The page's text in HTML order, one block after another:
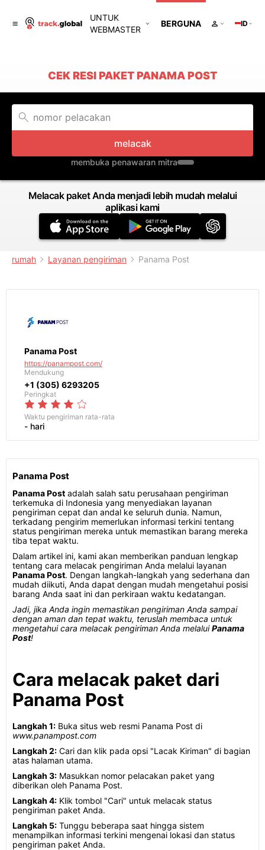
UNTUK
WEBMASTER
BERGUNA ID
CEK RESI PAKET PANAMA POST
melacak
membuka penawaran mitra
Melacak paket Anda menjadi lebih mudah melalui
aplikasi kami
rumah Layanan pengiriman Panama Post
Panama Post
https://panampost.com/
Mendukung
+1 (305) 6293205
Peringkat
Waktu pengiriman rata-rata
- hari
Panama Post
Panama Post adalah salah satu perusahaan pengiriman
terkemuka di Indonesia yang menyediakan layanan
pengiriman cepat dan andal ke seluruh dunia. Namun,
terkadang pengirim memerlukan informasi terkini tentang
status pengiriman mereka untuk memastikan barang mereka
tiba tepat waktu.
Dalam artikel ini, kami akan memberikan panduan lengkap
tentang cara melacak pengiriman Anda melalui layanan
Panama Post. Dengan langkah-langkah yang sederhana dan
mudah diikuti, Anda dapat dengan mudah mengetahui posisi
barang Anda saat ini dan perkiraan waktu kedatangan.
Jadi, jika Anda ingin memastikan pengiriman Anda sampai
dengan aman dan tepat waktu, teruslah membaca untuk
mengetahui cara melacak pengiriman Anda melaluiPanama
Post!
Cara melacak paket dari
Panama Post
Langkah 1: Buka situs web resmi Panama Post di
www.panampost.com
Langkah 2: Cari dan klik pada opsi "Lacak Kiriman" di bagian
atas halaman utama.
Langkah 3: Masukkan nomor pelacakan paket yang
diberikan oleh Panama Post.
Langkah 4: Klik tombol "Cari" untuk melacak status
pengiriman paket Anda.
Langkah 5: Tunggu beberapa saat hingga sistem
menampilkan informasi terkini mengenai lokasi dan status
pengiriman paket Anda.